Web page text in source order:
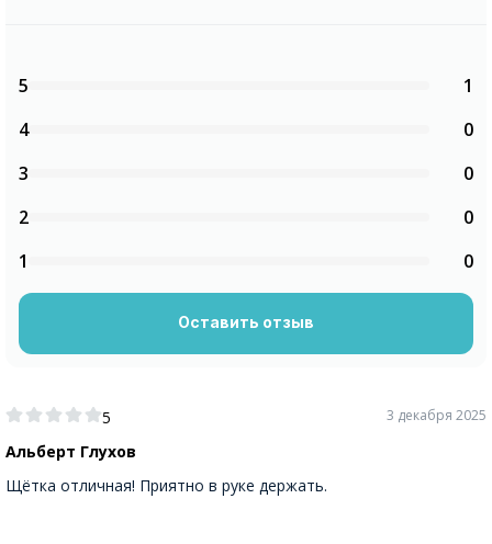
5
Альберт Глухов
3 декабря 2025
Щётка отличная! Приятно в руке держать.
5
1
4
0
3
0
2
0
1
0
Оставить отзыв